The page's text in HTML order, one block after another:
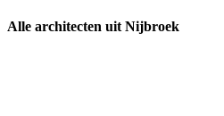
Alle architecten uit Nijbroek